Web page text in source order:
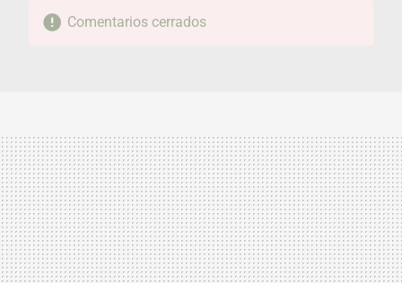
Comentarios cerrados